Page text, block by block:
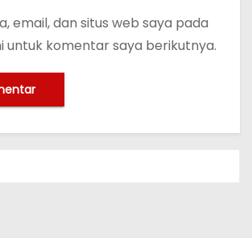
email, dan situs web saya pada
untuk komentar saya berikutnya.